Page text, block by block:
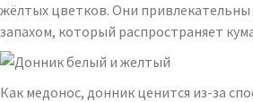
жёлтых цветков. Они
запахом, который распространяет
Как медонос, донник ценится из-за